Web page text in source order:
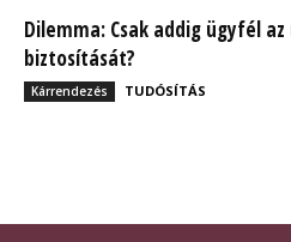
Dilemma: Csak addig ügyfél
biztosítását?
Kárrendezés TUDÓSÍTÁS